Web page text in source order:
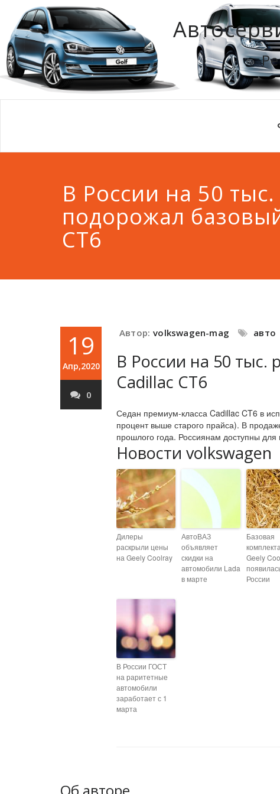
В России на 50
подорожал
CT6
19
Апр,2020
0
Автор: volkswagen-mag авто
В России на 50 тыс.
Cadillac CT6
Седан премиум-класса Cadillac CT6 в
процент выше старого прайса). В
прошлого года. Россиянам доступны
Новости volkswagen
Дилеры
раскрыли цены
на Geely Coolray
АвтоВАЗ
объявляет
скидки на
автомобили Lada
в марте
Базовая
Geely
России
В России ГОСТ
на раритетные
автомобили
заработает с 1
марта